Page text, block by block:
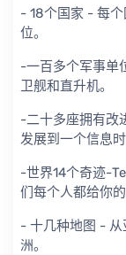
- 18个国家 - 每
位。
-一百多个军事单
卫舰和直升机。
-二十多座拥有改
发展到一个信息时
-世界14个奇迹-
们每个人都给你
- 十几种地图 - 从
洲。